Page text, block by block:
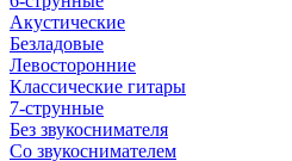
Акустические
Безладовые
Левосторонние
Классические гитары
7-струнные
Без звукоснимателя
Со звукоснимателем